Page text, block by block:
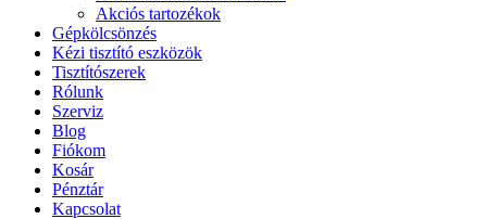
Akciós tartozékok
Gépkölcsönzés
Kézi tisztító eszközök
Tisztítószerek
Rólunk
Szerviz
Blog
Fiókom
Kosár
Pénztár
Kapcsolat